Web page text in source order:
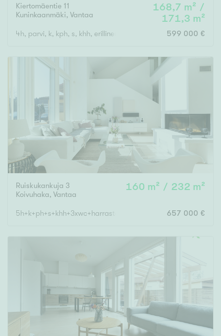
Kiertomäentie 11
Kuninkaanmäki, Vantaa
168,7 m² /
171,3 m²
4h, parvi, k, kph, s, khh, erillinen wc x 2 599 000 €
Ruiskukankuja 3
Koivuhaka, Vantaa
160 m² / 232 m²
5h+k+ph+s+khh+3xwc+harrastetila+autokatos 657 000 €